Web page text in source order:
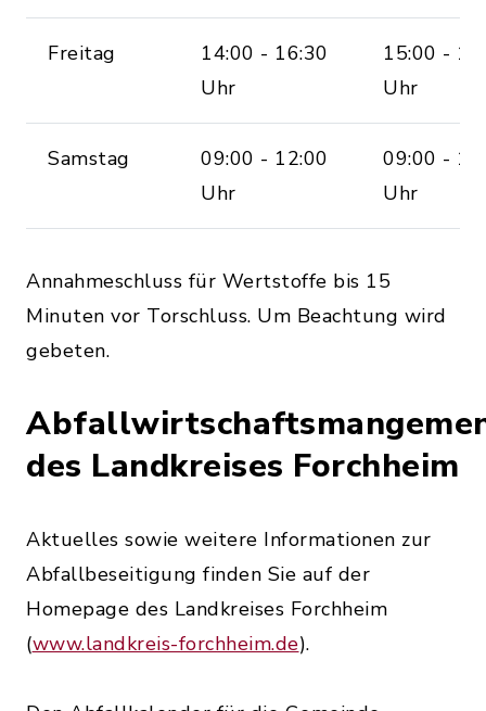
Freitag
14:00 - 16:30
Uhr
15:00 -
Uhr
Samstag
09:00 - 12:00
Uhr
09:00 -
Uhr
Annahmeschluss für Wertstoffe bis 15
Minuten vor Torschluss. Um Beachtung wird
gebeten.
des Landkreises Forchheim
Aktuelles sowie weitere Informationen zur
Abfallbeseitigung finden Sie auf der
Homepage des Landkreises Forchheim
(www.landkreis-forchheim.de).